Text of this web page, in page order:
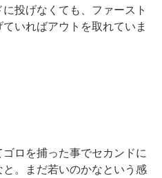
投げなくても、ファースト
いればアウトを取れていま
ロを捕った事でセカンドに
。まだ若いのかなという感